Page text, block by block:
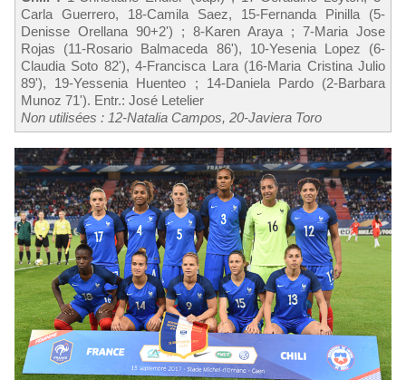
Carla Guerrero, 18-Camila Saez, 15-Fernanda Pinilla (5-
Denisse Orellana 90+2') ; 8-Karen Araya ; 7-Maria Jose
Rojas (11-Rosario Balmaceda 86'), 10-Yesenia Lopez (6-
Claudia Soto 82'), 4-Francisca Lara (16-Maria Cristina Julio
89'), 19-Yessenia Huenteo ; 14-Daniela Pardo (2-Barbara
Munoz 71'). Entr.: José Letelier
Non utilisées : 12-Natalia Campos, 20-Javiera Toro